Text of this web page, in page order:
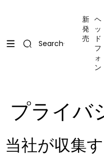
Search
新
発
売
ヘ
ッ
ド
フ
ォ
ン
プライバ
当社が収集